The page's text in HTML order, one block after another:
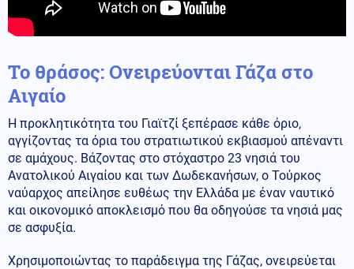
Το θράσος: Ονειρεύονται Γάζα στο
Αιγαίο
Η προκλητικότητα του Γιαϊτζί ξεπέρασε κάθε όριο,
αγγίζοντας τα όρια του στρατιωτικού εκβιασμού απέναντι
σε αμάχους. Βάζοντας στο στόχαστρο 23 νησιά του
Ανατολικού Αιγαίου και των Δωδεκανήσων, ο Τούρκος
ναύαρχος απείλησε ευθέως την Ελλάδα με έναν ναυτικό
και οικονομικό αποκλεισμό που θα οδηγούσε τα νησιά μας
σε ασφυξία.
Χρησιμοποιώντας το παράδειγμα της Γάζας, ονειρεύεται